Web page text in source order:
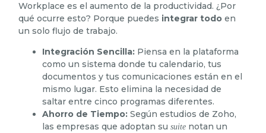
Workplace es el aumento de la productividad. ¿Por
qué ocurre esto? Porque puedes integrar todo en
un solo flujo de trabajo.
Integración Sencilla: Piensa en la plataforma
como un sistema donde tu calendario, tus
documentos y tus comunicaciones están en el
mismo lugar. Esto elimina la necesidad de
saltar entre cinco programas diferentes.
Ahorro de Tiempo: Según estudios de Zoho,
las empresas que adoptan susuite notan un